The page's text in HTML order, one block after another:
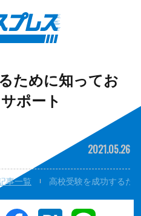
ために知ってお
ポート
2021.05.26
事一覧 高校受験を成功するた